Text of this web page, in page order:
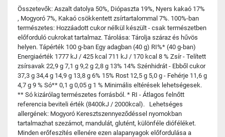
Összetevők: Aszalt datolya 50%, Diópaszta 19%, Nyers kakaó 17%
, Mogyoró 7%, Kakaó csökkentett zsírtartalommal 7%. 100%-ban
természetes: Hozzáadott cukor nélkül készült - csak természetben
előforduló cukrokat tartalmaz. Tárolása: Tárolja száraz és hűvös
helyen. Tápérték 100 g-ban Egy adagban (40 g) RI%* (40 g-ban)
Energiaérték 1777 kJ / 425 kcal 711 kJ / 170 kcal 8 % Zsír - Telített
zsírsavak 22,9 g 7,1 g 9,2 g 2,8 g 13% 14% Szénhidrát - Ebből cukor
37,3 g 34,4 g 14,9 g 13,8 g 6% 15% Rost 12,5 g 5,0 g - Fehérje 11,6 g
4,7 g 9 % Só** 0,1 g 0,05 g 1 % Minimális eltérések lehetségesek.
** Só kizárólag természetes forrásból. * RI - Átlagos felnőtt
referencia beviteli érték (8400kJ / 2000kcal). Lehetséges
allergének: Mogyoró Keresztszennyeződéssel nyomokban
tartalmazhat szezámot, mandulát, glutént, különféle dióféléket.
Minden erőfeszítés ellenére ezen alapanyagok előfordulása a